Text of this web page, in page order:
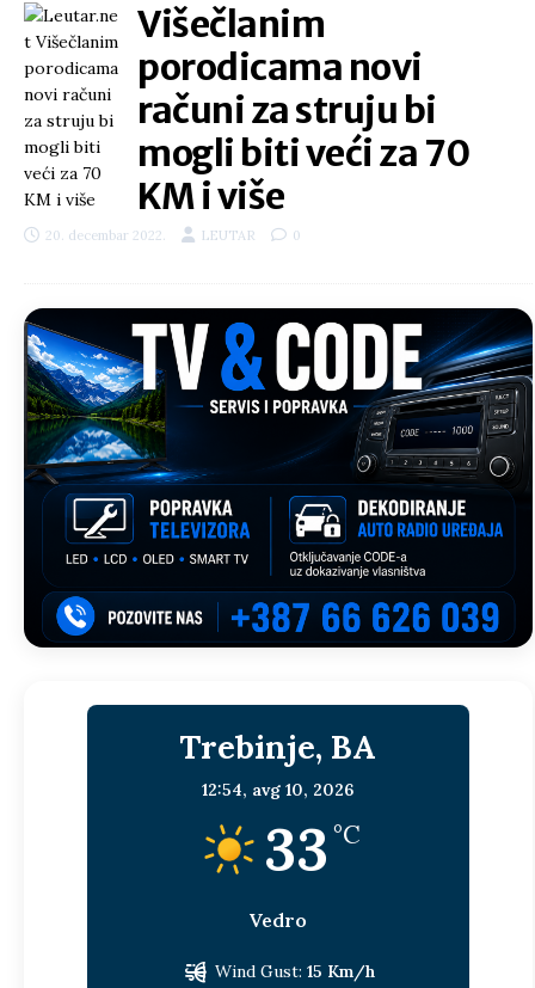
Višečlanim
porodicama novi
računi za struju bi
mogli biti veći za 70
KM i više
20. decembar 2022. LEUTAR 0
Trebinje, BA
12:54, avg 10, 2026
33 °C
Vedro
Wind Gust: 15 Km/h